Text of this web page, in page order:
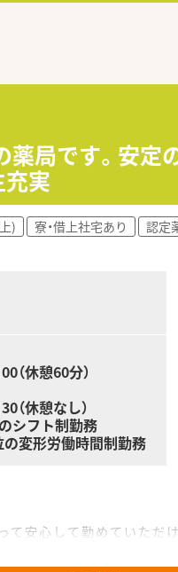
局です。安定
実
) 寮・借上社宅あり 認定
（休憩60分）
（休憩なし）
シフト制勤務
変形労働時間制勤務
て安心して勤めていただけ